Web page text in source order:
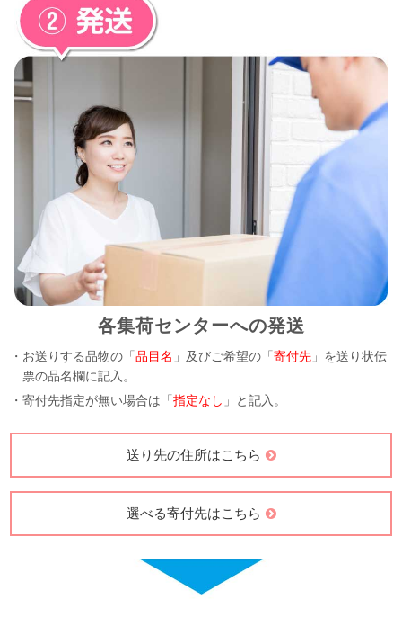
各集荷センターへの発送
・お送りする品物の「品目名 」及びご希望の「寄付先 」を送り状伝
票の品名欄に記入。
・寄付先指定が無い場合は「指定なし 」と記入。
送り先の住所はこちら
選べる寄付先はこちら